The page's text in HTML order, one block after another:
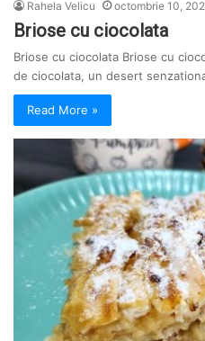
Rahela Velicu octombrie 10,
Briose cu ciocolata
Briose cu ciocolata Briose cu
de ciocolata, un desert
Read More »